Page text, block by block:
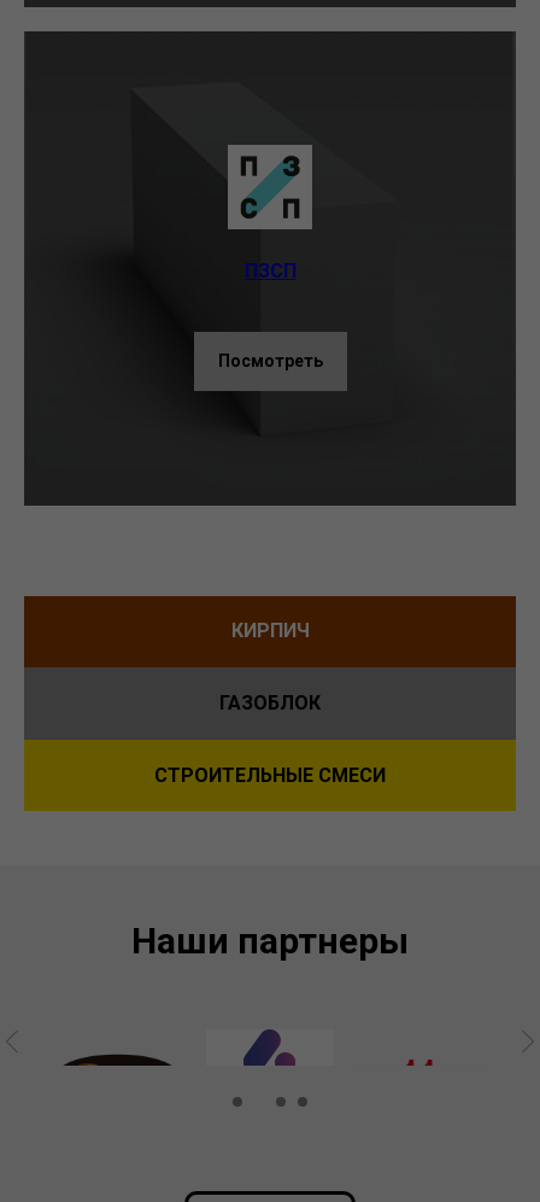
ПЗСП
Посмотреть
КИРПИЧ
ГАЗОБЛОК
СТРОИТЕЛЬНЫЕ СМЕСИ
Наши партнеры